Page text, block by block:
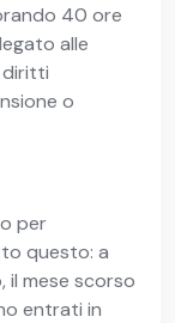
40 ore
alle
diritti
o
per
questo: a
il mese scorso
entrati in